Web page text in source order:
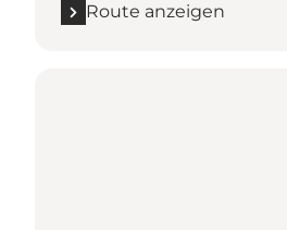
Route anzeigen